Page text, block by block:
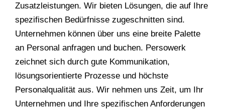
Zusatzleistungen. Wir bieten Lösungen, die auf Ihre
spezifischen Bedürfnisse zugeschnitten sind.
Unternehmen können über uns eine breite Palette
an Personal anfragen und buchen. Persowerk
zeichnet sich durch gute Kommunikation,
lösungsorientierte Prozesse und höchste
Personalqualität aus. Wir nehmen uns Zeit, um Ihr
Unternehmen und Ihre spezifischen Anforderungen